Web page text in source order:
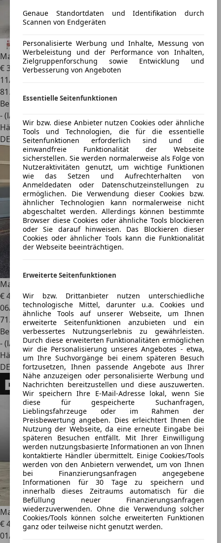
Genaue Standortdaten und Identifikation durch
Scannen von Endgeräten
Personalisierte Werbung und Inhalte, Messung von
Werbeleistung und der Performance von Inhalten,
Zielgruppenforschung sowie Entwicklung und
Verbesserung von Angeboten
Essentielle Seitenfunktionen
Wir bzw. diese Anbieter nutzen Cookies oder ähnliche
Tools und Technologien, die für die essentielle
Seitenfunktionen erforderlich sind und die
einwandfreie Funktionalität der Webseite
sicherstellen. Sie werden normalerweise als Folge von
Nutzeraktivitäten genutzt, um wichtige Funktionen
wie das Setzen und Aufrechterhalten von
Anmeldedaten oder Datenschutzeinstellungen zu
ermöglichen. Die Verwendung dieser Cookies bzw.
ähnlicher Technologien kann normalerweise nicht
abgeschaltet werden. Allerdings können bestimmte
Browser diese Cookies oder ähnliche Tools blockieren
oder Sie darauf hinweisen. Das Blockieren dieser
Cookies oder ähnlicher Tools kann die Funktionalität
der Webseite beeinträchtigen.
Erweiterte Seitenfunktionen
Wir bzw. Drittanbieter nutzen unterschiedliche
technologische Mittel, darunter u.a. Cookies und
ähnliche Tools auf unserer Webseite, um Ihnen
erweiterte Seitenfunktionen anzubieten und ein
verbessertes Nutzungserlebnis zu gewährleisten.
Durch diese erweiterten Funktionalitäten ermöglichen
wir die Personalisierung unseres Angebotes - etwa,
um Ihre Suchvorgänge bei einem späteren Besuch
fortzusetzen, Ihnen passende Angebote aus Ihrer
Nähe anzuzeigen oder personalisierte Werbung und
Nachrichten bereitzustellen und diese auszuwerten.
Wir speichern Ihre E-Mail-Adresse lokal, wenn Sie
diese für gespeicherte Suchanfragen,
Lieblingsfahrzeuge oder im Rahmen der
Preisbewertung angeben. Dies erleichtert Ihnen die
Nutzung der Webseite, da eine erneute Eingabe bei
späteren Besuchen entfällt. Mit Ihrer Einwilligung
werden nutzungsbasierte Informationen an von Ihnen
kontaktierte Händler übermittelt. Einige Cookies/Tools
werden von den Anbietern verwendet, um von Ihnen
bei Finanzierungsanfragen angegebene
Informationen für 30 Tage zu speichern und
innerhalb dieses Zeitraums automatisch für die
Befüllung neuer Finanzierungsanfragen
wiederzuverwenden. Ohne die Verwendung solcher
Cookies/Tools können solche erweiterten Funktionen
ganz oder teilweise nicht genutzt werden.
Maserati GranTurismo4.2 V8 Aut. Alcantara Dachhimmel
€ 39.790
11/2014
81.293 km
Benzin
- (l/100 km)
Händler
DE 68753
Maserati Levante
€ 44.9981
06/2020
71.500 km
Benzin
- (l/100 km)
Händler
DE 76829
Maserati GrecaleGT - Maserati Regensburg
€ 45.5901
01/2023